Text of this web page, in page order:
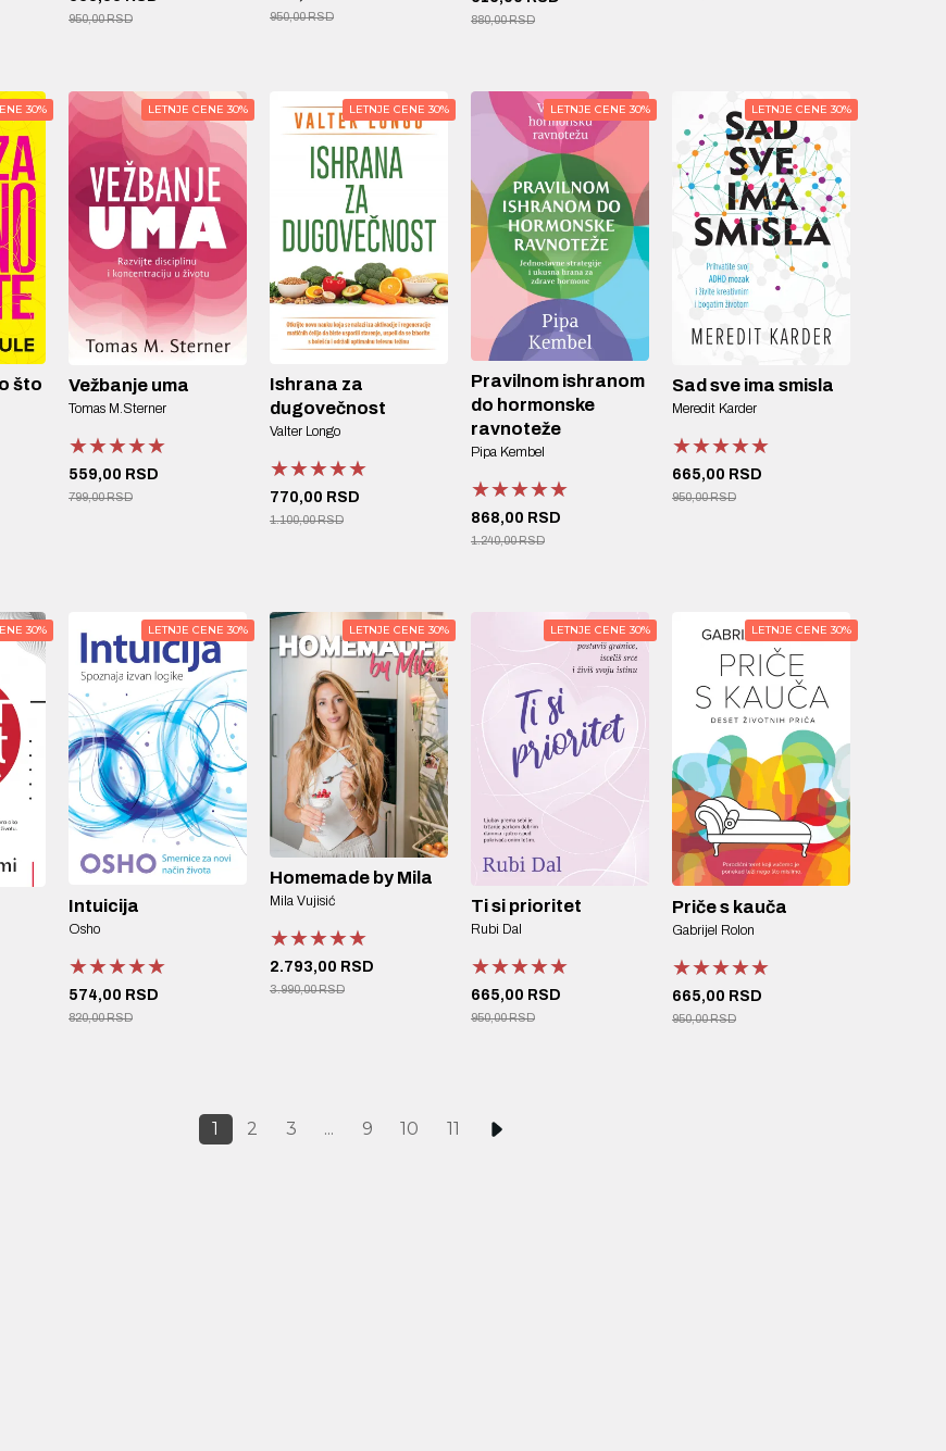
950,00 RSD 950,00 RSD 880,00 RSD
30%
što
LETNJE CENE 30%
Vežbanje uma
Tomas M.Sterner
★★★★★
★★★★★
★★★★★
559,00 RSD
799,00 RSD
LETNJE CENE 30%
Ishrana za
dugovečnost
Valter Longo
★★★★★
★★★★★
★★★★★
770,00 RSD
1.100,00 RSD
LETNJE CENE 30%
Pravilnom ishranom
do hormonske
ravnoteže
Pipa Kembel
★★★★★
★★★★★
★★★★★
868,00 RSD
1.240,00 RSD
LETNJE CENE 30%
Sad sve ima smisla
Meredit Karder
★★★★★
★★★★★
★★★★★
665,00 RSD
950,00 RSD
30% LETNJE CENE 30%
Intuicija
Osho
★★★★★
★★★★★
★★★★★
574,00 RSD
820,00 RSD
LETNJE CENE 30%
Homemade by Mila
Mila Vujisić
★★★★★
★★★★★
★★★★★
2.793,00 RSD
3.990,00 RSD
LETNJE CENE 30%
Ti si prioritet
Rubi Dal
★★★★★
★★★★★
★★★★★
665,00 RSD
950,00 RSD
LETNJE CENE 30%
Priče s kauča
Gabrijel Rolon
★★★★★
★★★★★
★★★★★
665,00 RSD
950,00 RSD
1 2 3 ... 9 10 11